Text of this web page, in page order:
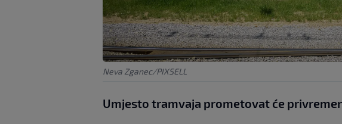
Neva Zganec/PIXSELL
Umjesto tramvaja prometovat će